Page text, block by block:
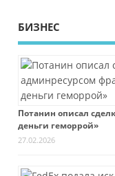
БИЗНЕС
Потанин описал
деньги геморрой»
27.02.2026